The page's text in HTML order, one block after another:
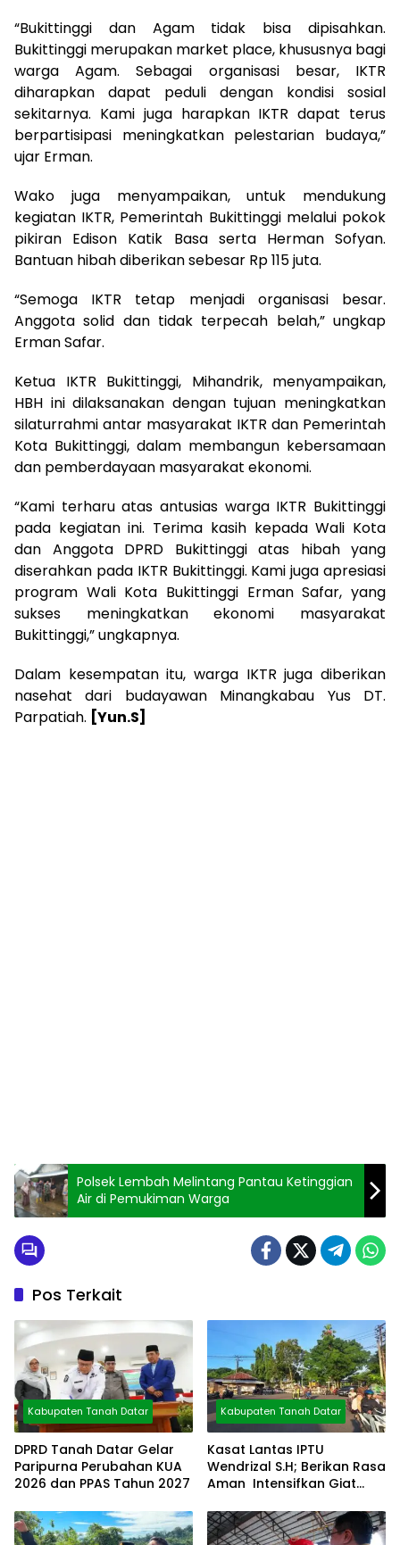
“Bukittinggi dan Agam tidak bisa dipisahkan.
Bukittinggi merupakan market place, khususnya bagi
warga Agam. Sebagai organisasi besar, IKTR
diharapkan dapat peduli dengan kondisi sosial
sekitarnya. Kami juga harapkan IKTR dapat terus
berpartisipasi meningkatkan pelestarian budaya,”
ujar Erman.
Wako juga menyampaikan, untuk mendukung
kegiatan IKTR, Pemerintah Bukittinggi melalui pokok
pikiran Edison Katik Basa serta Herman Sofyan.
Bantuan hibah diberikan sebesar Rp 115 juta.
“Semoga IKTR tetap menjadi organisasi besar.
Anggota solid dan tidak terpecah belah,” ungkap
Erman Safar.
Ketua IKTR Bukittinggi, Mihandrik, menyampaikan,
HBH ini dilaksanakan dengan tujuan meningkatkan
silaturrahmi antar masyarakat IKTR dan Pemerintah
Kota Bukittinggi, dalam membangun kebersamaan
dan pemberdayaan masyarakat ekonomi.
“Kami terharu atas antusias warga IKTR Bukittinggi
pada kegiatan ini. Terima kasih kepada Wali Kota
dan Anggota DPRD Bukittinggi atas hibah yang
diserahkan pada IKTR Bukittinggi. Kami juga apresiasi
program Wali Kota Bukittinggi Erman Safar, yang
sukses meningkatkan ekonomi masyarakat
Bukittinggi,” ungkapnya.
Dalam kesempatan itu, warga IKTR juga diberikan
nasehat dari budayawan Minangkabau Yus DT.
Parpatiah. [Yun.S]
Polsek Lembah Melintang Pantau Ketinggian
Air di Pemukiman Warga
Pos Terkait
Kabupaten Tanah Datar
DPRD Tanah Datar Gelar
Paripurna Perubahan KUA
2026 dan PPAS Tahun 2027
Kabupaten Tanah Datar
Kasat Lantas IPTU
Wendrizal S.H; Berikan Rasa
Aman Intensifkan Giat